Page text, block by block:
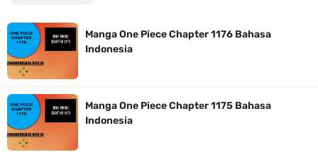
Penjara Udon
7 Fakta Brook One Piece, Mantan Kapten Yang Poster Bountynya
Poster Konser
7 Kapal Pesiar Terberat Di Dunia, Simbol Ambisi Industri Pariwisata
Manga One Piece Chapter 1176 Bahasa
Indonesia
Manga One Piece Chapter 1175 Bahasa
Indonesia